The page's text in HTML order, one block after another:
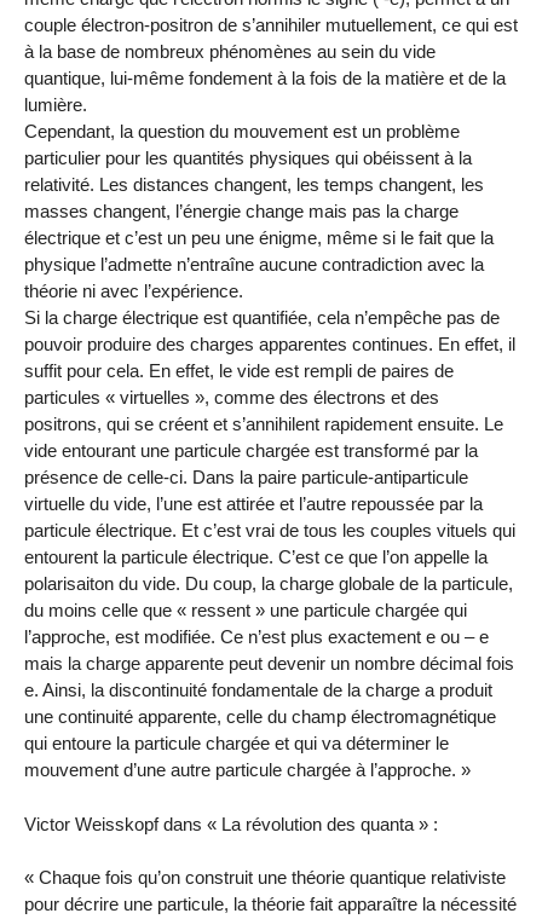
couple électron-positron de s’annihiler mutuellement, ce qui est
à la base de nombreux phénomènes au sein du vide
quantique, lui-même fondement à la fois de la matière et de la
lumière.
Cependant, la question du mouvement est un problème
particulier pour les quantités physiques qui obéissent à la
relativité. Les distances changent, les temps changent, les
masses changent, l’énergie change mais pas la charge
électrique et c’est un peu une énigme, même si le fait que la
physique l’admette n’entraîne aucune contradiction avec la
théorie ni avec l’expérience.
Si la charge électrique est quantifiée, cela n’empêche pas de
pouvoir produire des charges apparentes continues. En effet, il
suffit pour cela. En effet, le vide est rempli de paires de
particules « virtuelles », comme des électrons et des
positrons, qui se créent et s’annihilent rapidement ensuite. Le
vide entourant une particule chargée est transformé par la
présence de celle-ci. Dans la paire particule-antiparticule
virtuelle du vide, l’une est attirée et l’autre repoussée par la
particule électrique. Et c’est vrai de tous les couples vituels qui
entourent la particule électrique. C’est ce que l’on appelle la
polarisaiton du vide. Du coup, la charge globale de la particule,
du moins celle que « ressent » une particule chargée qui
l’approche, est modifiée. Ce n’est plus exactement e ou – e
mais la charge apparente peut devenir un nombre décimal fois
e. Ainsi, la discontinuité fondamentale de la charge a produit
une continuité apparente, celle du champ électromagnétique
qui entoure la particule chargée et qui va déterminer le
mouvement d’une autre particule chargée à l’approche. »
Victor Weisskopf dans « La révolution des quanta » :
« Chaque fois qu’on construit une théorie quantique relativiste
pour décrire une particule, la théorie fait apparaître la nécessité